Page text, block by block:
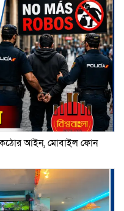
কঠোর আইন, মোবাইল ফোন